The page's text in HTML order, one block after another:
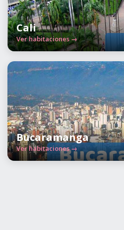
Cali
Ver habitaciones →
Bucaramanga
Ver habitaciones →